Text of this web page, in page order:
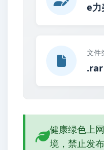
e力
文件
.rar
健康绿色上
境，禁止发